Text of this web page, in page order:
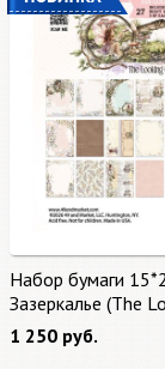
Набор бумаги
Зазеркалье (The
Glass) 27 листов
1 250 руб.